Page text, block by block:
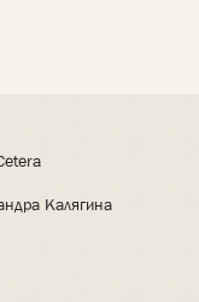
Калягина